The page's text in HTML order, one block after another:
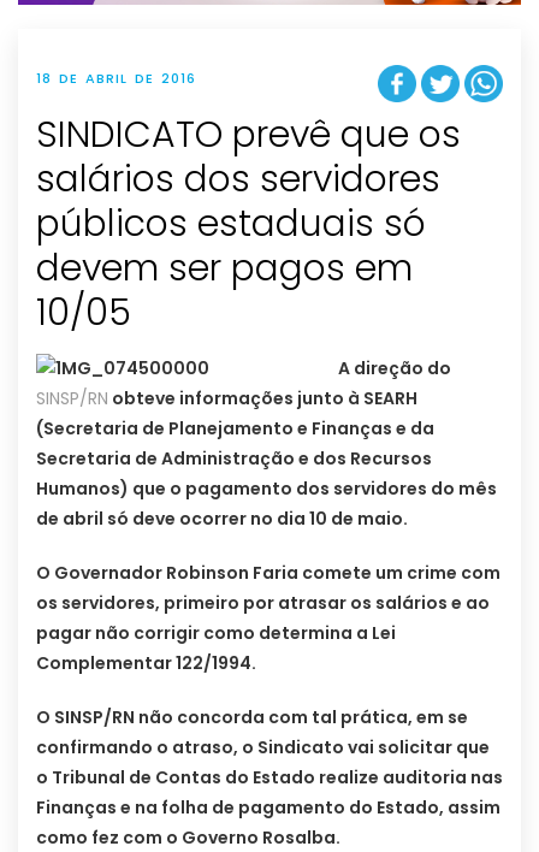
18 DE ABRIL DE 2016
SINDICATO prevê que os
salários dos servidores
públicos estaduais só
devem ser pagos em
10/05
A direção do
SINSP/RN obteve informações junto à SEARH
(Secretaria de Planejamento e Finanças e da
Secretaria de Administração e dos Recursos
Humanos) que o pagamento dos servidores do mês
de abril só deve ocorrer no dia 10 de maio.
O Governador Robinson Faria comete um crime com
os servidores, primeiro por atrasar os salários e ao
pagar não corrigir como determina a Lei
Complementar 122/1994.
O SINSP/RN não concorda com tal prática, em se
confirmando o atraso, o Sindicato vai solicitar que
o Tribunal de Contas do Estado realize auditoria nas
Finanças e na folha de pagamento do Estado, assim
como fez com o Governo Rosalba.